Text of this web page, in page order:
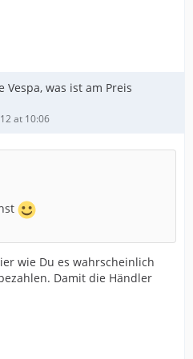
Vespa, was ist am Preis
at 10:06
wie Du es wahrscheinlich
Damit die Händler